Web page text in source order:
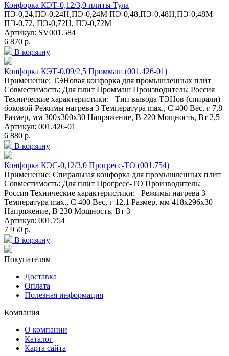
Конфорка КЭТ-0,12/3,0 плиты Тула
ПЭ-0,24,ПЭ-0,24Н,ПЭ-0,24М ПЭ-0,48,ПЭ-0,48Н,ПЭ-0,48М
ПЭ-0,72, ПЭ-0,72Н, ПЭ-0,72М
Артикул: SV001.584
6 870 р.
В корзину
Конфорка КЭТ-0,09/2,5 Проммаш (001.426-01)
Применение: ТЭНовая конфорка для промышленных плит
Совместимость: Для плит Проммаш Производитель: Россия
Технические характеристики: Тип вывода ТЭНов (спирали)
боковой Режимы нагрева 3 Температура max., C 400 Вес, г 7,8
Размер, мм 300х300х30 Напряжение, В 220 Мощность, Вт 2,5
Артикул: 001.426-01
6 880 р.
В корзину
Конфорка КЭС-0,12/3,0 Прогресс-ТО (001.754)
Применение: Спиральная конфорка для промышленных плит
Совместимость: Для плит Прогресс-ТО Производитель:
Россия Технические характеристики: Режимы нагрева 3
Температура max., C 400 Вес, г 12,1 Размер, мм 418х296х30
Напряжение, В 230 Мощность, Вт 3
Артикул: 001.754
7 950 р.
В корзину
Покупателям
Доставка
Оплата
Полезная информация
Компания
О компании
Каталог
Карта сайта